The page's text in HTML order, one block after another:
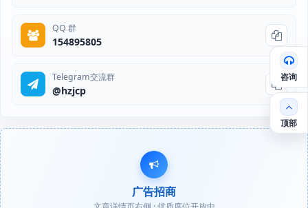
QQ 群
154895805
Telegram交流群
@hzjcp
广告招商
咨询
顶部